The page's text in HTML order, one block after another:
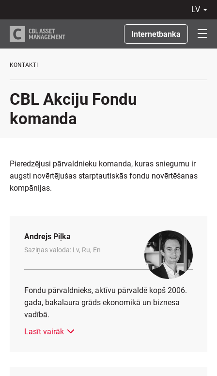
LV
RU
EN
LT
Internetbanka
KONTAKTI
CBL Akciju Fondu
komanda
Pieredzējusi pārvaldnieku komanda, kuras sniegumu ir
augsti novērtējušas starptautiskās fondu novērtēšanas
kompānijas.
Andrejs Piļka
Saziņas valoda: Lv, Ru, En
Fondu pārvaldnieks, aktīvu pārvaldē kopš 2006.
gada, bakalaura grāds ekonomikā un biznesa
vadībā.
Lasīt vairāk